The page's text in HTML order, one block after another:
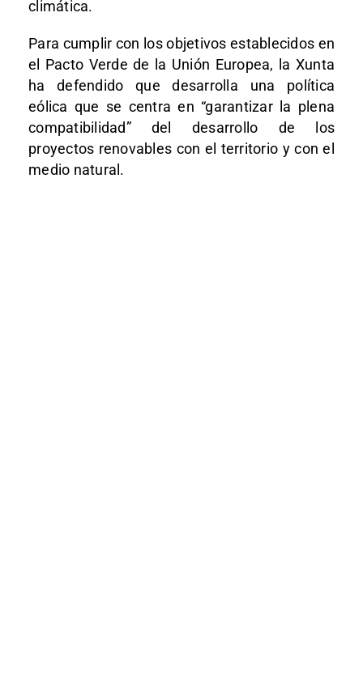
climática.
Para cumplir con los objetivos establecidos en
el Pacto Verde de la Unión Europea, la Xunta
ha defendido que desarrolla una política
eólica que se centra en “garantizar la plena
compatibilidad” del desarrollo de los
proyectos renovables con el territorio y con el
medio natural.